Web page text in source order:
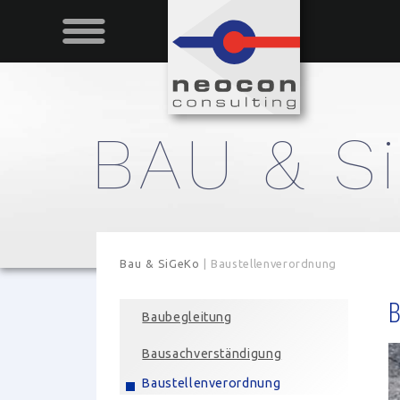
BAU &
Bau & SiGeKo | Baustellenverordnung
überspringen
Baubegleitung
Bausachverständigung
Baustellenverordnung